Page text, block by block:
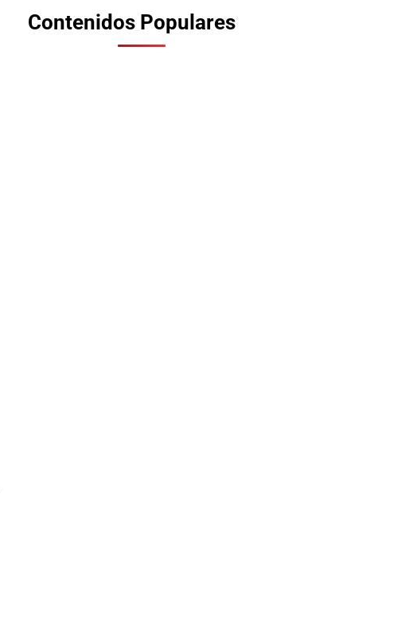
Contenidos Populares